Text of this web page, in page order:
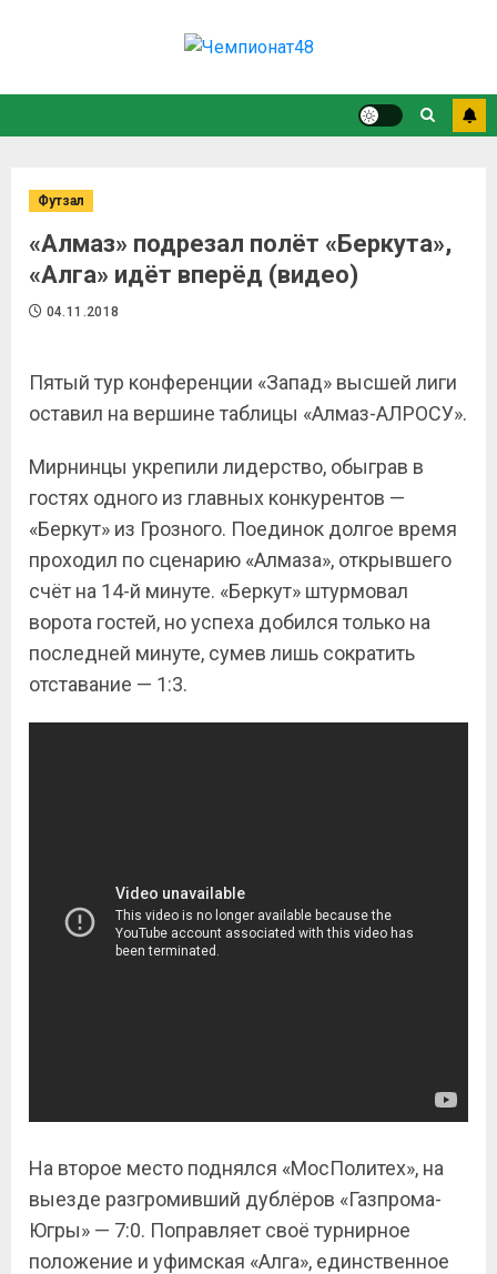
Футзал
«Алмаз» подрезал полёт «Беркута»,
«Алга» идёт вперёд (видео)
04.11.2018
Пятый тур конференции «Запад» высшей лиги
оставил на вершине таблицы «Алмаз-АЛРОСУ».
Мирнинцы укрепили лидерство, обыграв в
гостях одного из главных конкурентов —
«Беркут» из Грозного. Поединок долгое время
проходил по сценарию «Алмаза», открывшего
счёт на 14-й минуте. «Беркут» штурмовал
ворота гостей, но успеха добился только на
последней минуте, сумев лишь сократить
отставание — 1:3.
На второе место поднялся «МосПолитех», на
выезде разгромивший дублёров «Газпрома-
Югры» — 7:0. Поправляет своё турнирное
положение и уфимская «Алга», единственное